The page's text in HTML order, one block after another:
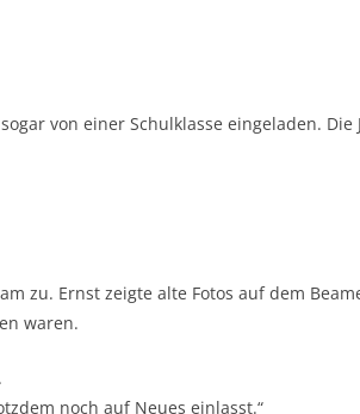
von einer Schulklasse eingeladen.
zu. Ernst zeigte alte Fotos auf dem
waren.
noch auf Neues einlasst.“